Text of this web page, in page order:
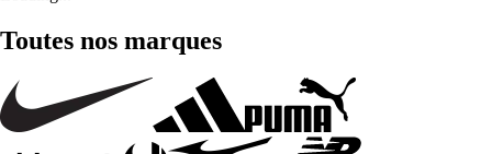
Toutes nos marques